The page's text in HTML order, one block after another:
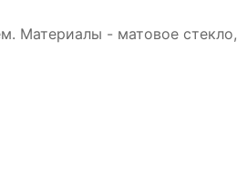
Материалы - матовое стекло,